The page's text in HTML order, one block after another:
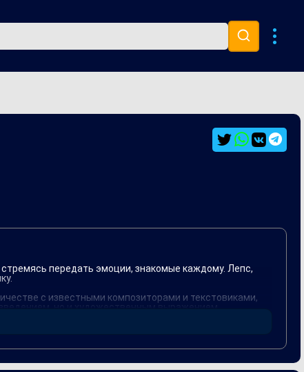
передать эмоции, знакомые каждому. Лепс,
с известными композиторами и текстовиками,
но и художественным выражением,